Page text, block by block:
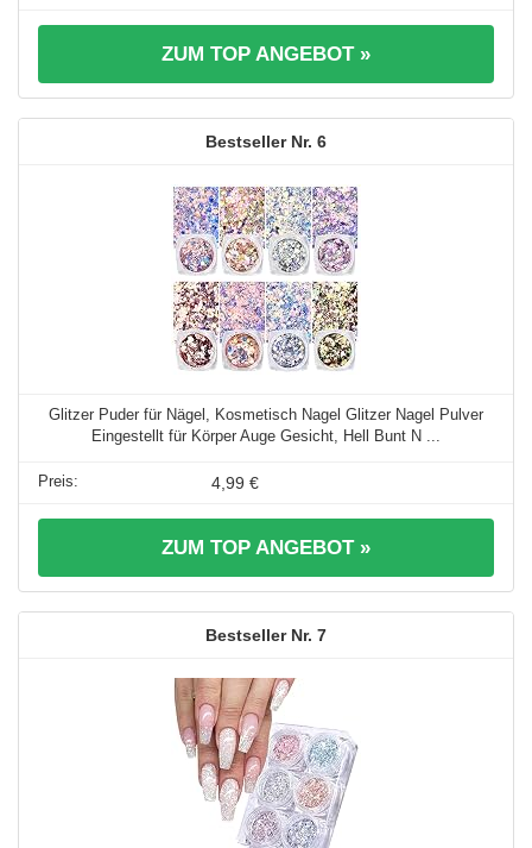
ZUM TOP ANGEBOT »
6
Glitzer Puder für Nägel, Kosmetisch Nagel Glitzer Nagel Pulver
Eingestellt für Körper Auge Gesicht, Hell Bunt N ...
4,99 €
ZUM TOP ANGEBOT »
7